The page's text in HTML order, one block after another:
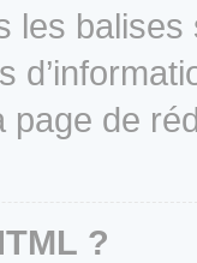
les
page de
?